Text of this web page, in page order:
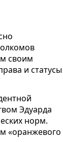
своим
и статусы
Эдуарда
норм.
«оранжевого